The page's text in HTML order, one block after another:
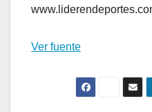
Ver fuente